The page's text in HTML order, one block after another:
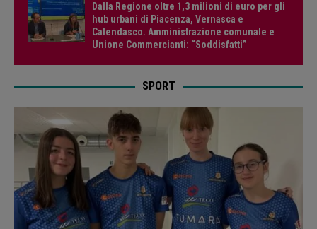
Dalla Regione oltre 1,3 milioni di euro per gli
hub urbani di Piacenza, Vernasca e
Calendasco. Amministrazione comunale e
Unione Commercianti: “Soddisfatti”
SPORT